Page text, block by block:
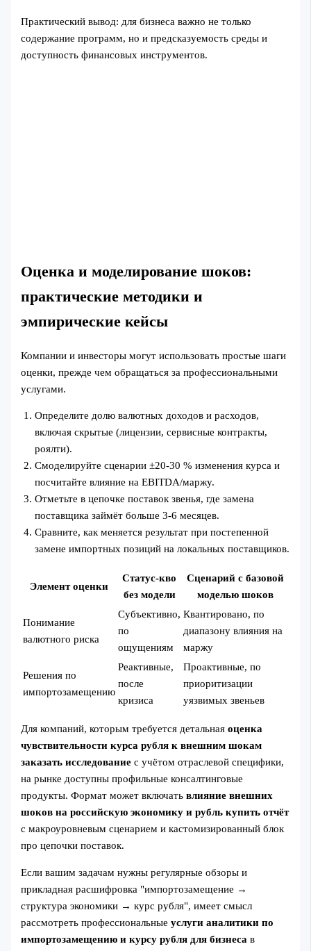
Практический вывод: для бизнеса важно не только
содержание программ, но и предсказуемость среды и
доступность финансовых инструментов.
Оценка и моделирование шоков:
практические методики и
эмпирические кейсы
Компании и инвесторы могут использовать простые шаги
оценки, прежде чем обращаться за профессиональными
услугами.
Определите долю валютных доходов и расходов,
включая скрытые (лицензии, сервисные контракты,
роялти).
Смоделируйте сценарии ±20-30 % изменения курса и
посчитайте влияние на EBITDA/маржу.
Отметьте в цепочке поставок звенья, где замена
поставщика займёт больше 3-6 месяцев.
Сравните, как меняется результат при постепенной
замене импортных позиций на локальных поставщиков.
Элемент оценки
Статус-кво
без модели
Сценарий с базовой
моделью шоков
Понимание
валютного риска
Субъективно,
по
ощущениям
Квантировано, по
диапазону влияния на
маржу
Решения по
импортозамещению
Реактивные,
после
кризиса
Проактивные, по
приоритизации
уязвимых звеньев
Для компаний, которым требуется детальнаяоценка
чувствительности курса рубля к внешним шокам
заказать исследование с учётом отраслевой специфики,
на рынке доступны профильные консалтинговые
продукты. Формат может включатьвлияние внешних
шоков на российскую экономику и рубль купить отчёт
с макроуровневым сценарием и кастомизированный блок
про цепочки поставок.
Если вашим задачам нужны регулярные обзоры и
прикладная расшифровка "импортозамещение →
структура экономики → курс рубля", имеет смысл
рассмотреть профессиональныеуслуги аналитики по
импортозамещению и курсу рубля для бизнеса в